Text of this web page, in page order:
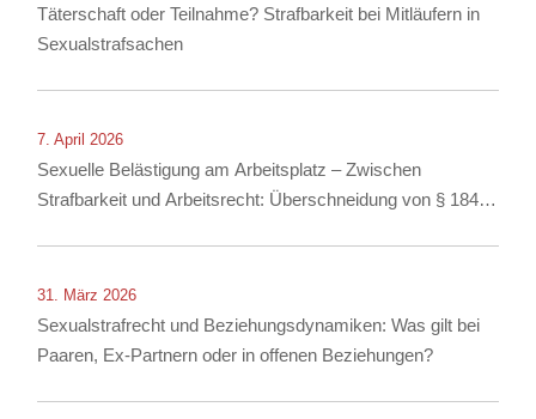
Täterschaft oder Teilnahme? Strafbarkeit bei Mitläufern in
Sexualstrafsachen
7. April 2026
Sexuelle Belästigung am Arbeitsplatz – Zwischen
Strafbarkeit und Arbeitsrecht: Überschneidung von § 184i
31. März 2026
Sexualstrafrecht und Beziehungsdynamiken: Was gilt bei
Paaren, Ex-Partnern oder in offenen Beziehungen?